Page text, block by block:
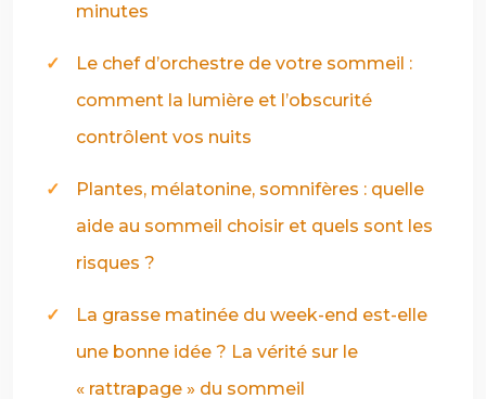
minutes
Le chef d’orchestre de votre sommeil :
comment la lumière et l’obscurité
contrôlent vos nuits
Plantes, mélatonine, somnifères : quelle
aide au sommeil choisir et quels sont les
risques ?
La grasse matinée du week-end est-elle
une bonne idée ? La vérité sur le
« rattrapage » du sommeil